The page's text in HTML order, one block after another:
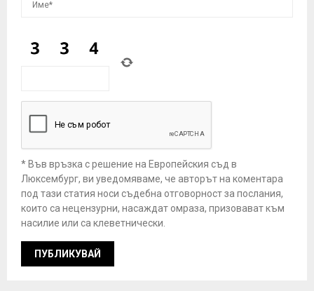
* Във връзка с решение на Европейския съд в
Люксембург, ви уведомяваме, че авторът на коментара
под тази статия носи съдебна отговорност за послания,
които са нецензурни, насаждат омраза, призовават към
насилие или са клеветнически.